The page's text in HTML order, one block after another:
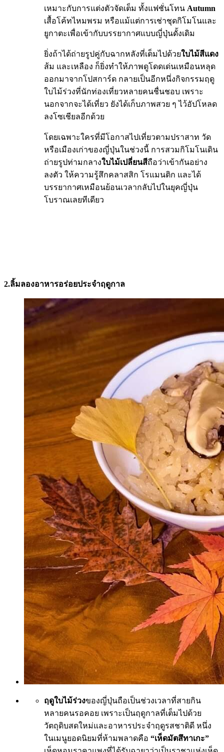
เหมาะกับการแต่งตัวจัดเต็ม ทั้งแฟชั่นโทน Autumn
เสื้อโค้ทไหมพรม หรือแม้แต่การเช่าชุดกิโมโนและ
ยูกาตะเพื่อเข้ากับบรรยากาศแบบญี่ปุ่นดั้งเดิม
ยิ่งถ้าได้ถ่ายรูปคู่กับฉากหลังที่เต็มไปด้วยใบไม้สีแดง
ส้ม และเหลือง ก็ยิ่งทำให้ภาพดูโดดเด่นเหมือนหลุด
ออกมาจากโปสการ์ด กลายเป็นอีกหนึ่งกิจกรรมฤดู
ใบไม้ร่วงที่นักท่องเที่ยวหลายคนชื่นชอบ เพราะ
นอกจากจะได้เที่ยว ยังได้เก็บภาพสวย ๆ ไว้อัปโหลด
ลงโซเชียลอีกด้วย
โดยเฉพาะใครที่มีโอกาสไปเที่ยวตามปราสาท วัด
หรือเมืองเก่าของญี่ปุ่นในช่วงนี้ การสวมกิโมโนเดิน
ถ่ายรูปท่ามกลางใบไม้เปลี่ยนสีถือว่าเข้ากันอย่าง
ลงตัว ให้ความรู้สึกคลาสสิก โรแมนติก และได้
บรรยากาศเหมือนย้อนเวลากลับไปในยุคญี่ปุ่น
โบราณเลยทีเดียว
2.ลิ้มลองอาหารอร่อยประจำฤดูกาล
ฤดูใบไม้ร่วงของญี่ปุ่นถือเป็นช่วงเวลาที่สายกิน
หลายคนรอคอย เพราะเป็นฤดูกาลที่เต็มไปด้วย
วัตถุดิบสดใหม่และอาหารประจำฤดูรสชาติดี หนึ่ง
ในเมนูยอดนิยมที่ห้ามพลาดคือ “เห็ดมัตสึทาเกะ”